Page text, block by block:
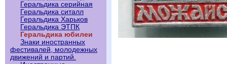
Геральдика серийная
Геральдика ситалл
Геральдика Харьков
Геральдика ЭТПК
Геральдика юбилеи
Знаки иностранных
фестивалей, молодежных
движений и партий.